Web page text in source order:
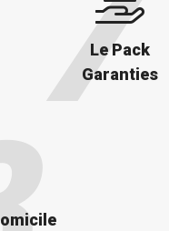
Le Pack
Garanties